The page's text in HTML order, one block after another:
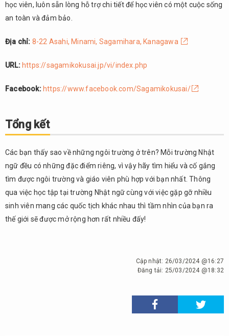
học viên, luôn sẵn lòng hỗ trợ chi tiết để học viên có một cuộc sống
an toàn và đảm bảo.
Địa chỉ: 8-22 Asahi, Minami, Sagamihara, Kanagawa
URL: https://sagamikokusai.jp/vi/index.php
Facebook: https://www.facebook.com/Sagamikokusai/
Tổng kết
Các bạn thấy sao về những ngôi trường ở trên? Mỗi trường Nhật
ngữ đều có những đặc điểm riêng, vì vậy hãy tìm hiểu và cố gắng
tìm được ngôi trường và giáo viên phù hợp với bạn nhất. Thông
qua việc học tập tại trường Nhật ngữ cùng với việc gặp gỡ nhiều
sinh viên mang các quốc tịch khác nhau thì tầm nhìn của bạn ra
thế giới sẽ được mở rộng hơn rất nhiều đấy!
Cập nhật: 26/03/2024 @16:27
Đăng tải: 25/03/2024 @18:32